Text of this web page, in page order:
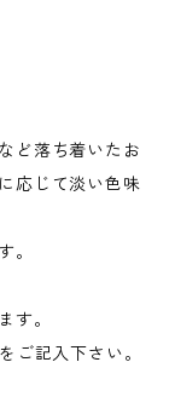
ど落ち着いたお
応じて淡い色味
。
す。
ご記入下さい。